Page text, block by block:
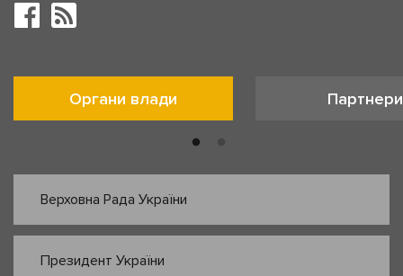
Органи влади Партнери
Верховна Рада України
Президент України